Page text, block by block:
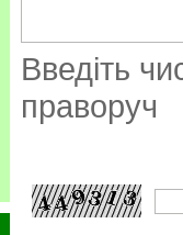
Введіть
праворуч